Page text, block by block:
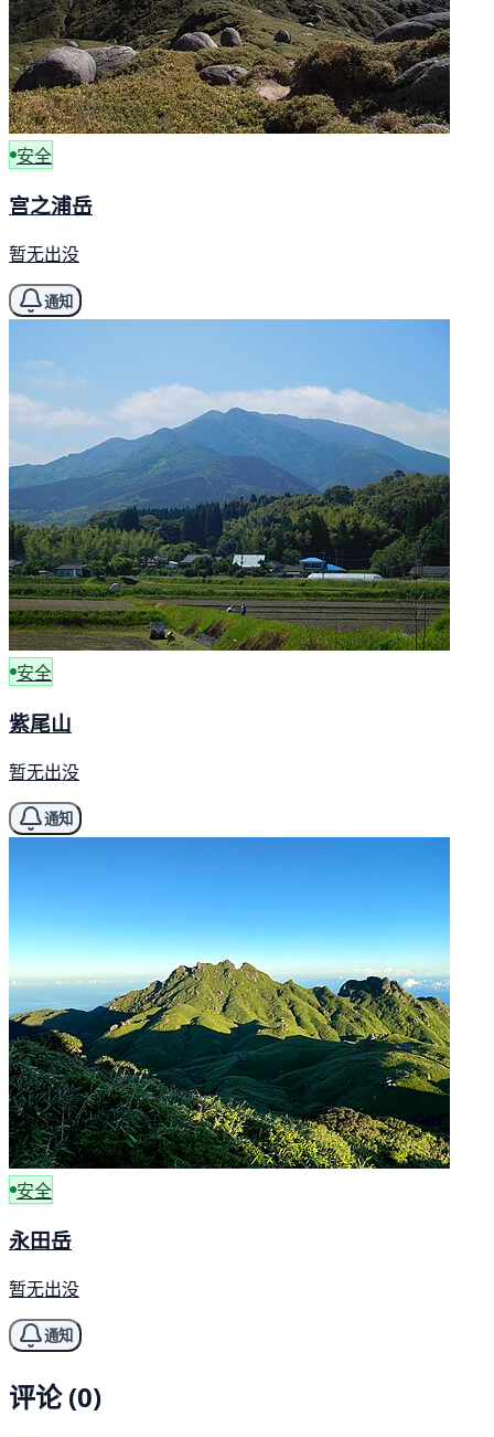
安全
宫之浦岳
暂无出没
通知
安全
紫尾山
暂无出没
通知
安全
永田岳
暂无出没
通知
评论 (0)